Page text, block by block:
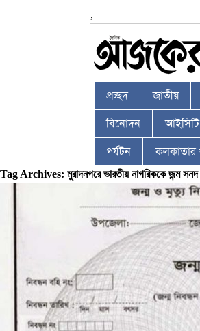
,
প্রচ্ছদ জাতীয়
বিনোদন আইসিটি
পর্যটন কলকাতার
Tag Archives: মুরাদনগরে ভারতীয় নাগরিককে জন্ম